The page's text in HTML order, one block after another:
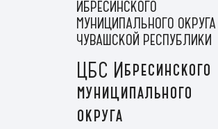
ИБРЕСИНСКОГО
МУНИЦИПАЛЬНОГО ОКРУГА
ЧУВАШСКОЙ РЕСПУБЛИКИ
ЦБС Ибресинского
муниципального
округа